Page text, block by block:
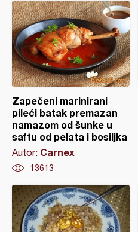
Zapečeni marinirani
pileći batak premazan
namazom od šunke u
saftu od pelata i bosiljka
Autor: Carnex
13613